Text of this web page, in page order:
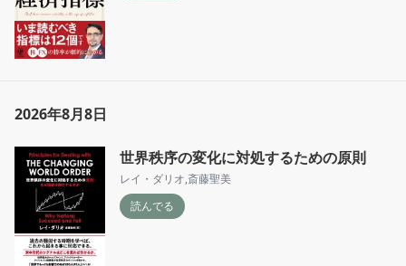
2026年8月8日
世界秩序の変化に対処するための原則
レイ・ダリオ,斎藤聖美
読んでる